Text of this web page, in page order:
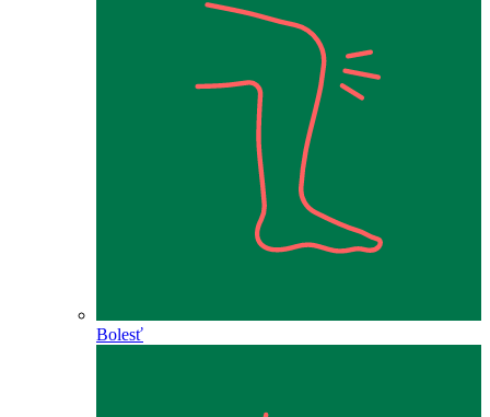
Bolesť